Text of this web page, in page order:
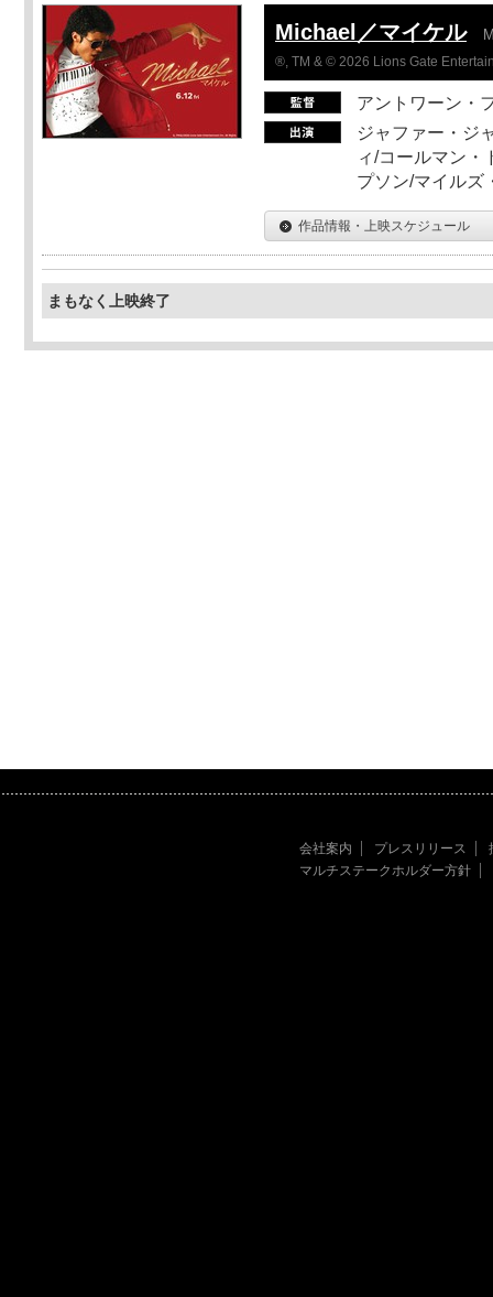
Michael／マイケル
®, TM & © 2026 Lions Gate
アントワーン・
ジャファー・ジ
ィ/コールマン・
プソン/マイルズ
作品情報・上映スケジュール
まもなく上映終了
会社案内 プレスリリース
マルチステークホルダー方針